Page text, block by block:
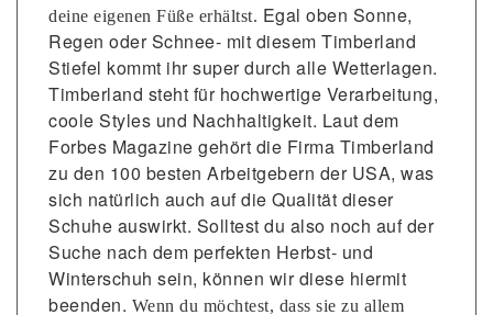
deine eigenen Füße erhältst. Egal oben Sonne,
Regen oder Schnee- mit diesem Timberland
Stiefel kommt ihr super durch alle Wetterlagen.
Timberland steht für hochwertige Verarbeitung,
coole Styles und Nachhaltigkeit. Laut dem
Forbes Magazine gehört die Firma Timberland
zu den 100 besten Arbeitgebern der USA, was
sich natürlich auch auf die Qualität dieser
Schuhe auswirkt. Solltest du also noch auf der
Suche nach dem perfekten Herbst- und
Winterschuh sein, können wir diese hiermit
beenden. Wenn du möchtest, dass sie zu allem